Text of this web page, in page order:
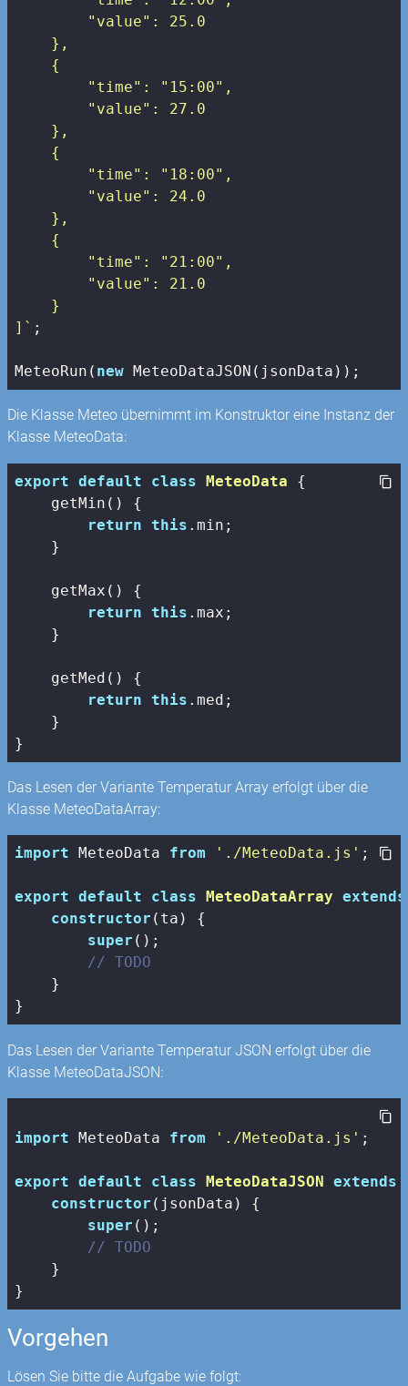
        "value": 25.0
    },
    {
        "time": "15:00",
        "value": 27.0
    },
    {
        "time": "18:00",
        "value": 24.0
    },
    {
        "time": "21:00",
        "value": 21.0
    }
]` ;
MeteoRun( new MeteoDataJSON(jsonData));
Die Klasse Meteo übernimmt im Konstruktor eine Instanz der
Klasse MeteoData:
export default class MeteoData
{
    getMin() {
return this .min;
    }
    getMax() {
return this .max;
    }
    getMed() {
return this .med;
    }
}
Das Lesen der Variante Temperatur Array erfolgt über die
Klasse MeteoDataArray:
import MeteoData from './MeteoData.js' ;
export default class MeteoDataArray extends
constructor (ta) {
super ();
// TODO
    }
}
Das Lesen der Variante Temperatur JSON erfolgt über die
Klasse MeteoDataJSON:
import MeteoData from './MeteoData.js' ;
export default class MeteoDataJSON extends
constructor (jsonData) {
super ();
// TODO
    }
}
Vorgehen
Lösen Sie bitte die Aufgabe wie folgt: